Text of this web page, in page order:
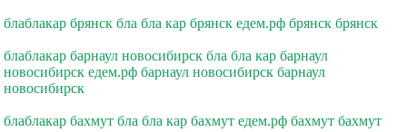
блаблакар брянск бла бла кар брянск едем.рф брянск брянск
блаблакар барнаул новосибирск бла бла кар барнаул
новосибирск едем.рф барнаул новосибирск барнаул
новосибирск
блаблакар бахмут бла бла кар бахмут едем.рф бахмут бахмут